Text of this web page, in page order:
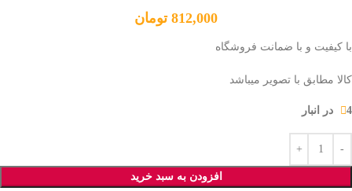
812,000 تومان
با کیفیت و با ضمانت فروشگاه
کالا مطابق با تصویر میباشد
4 در انبار
افزودن به سبد خرید